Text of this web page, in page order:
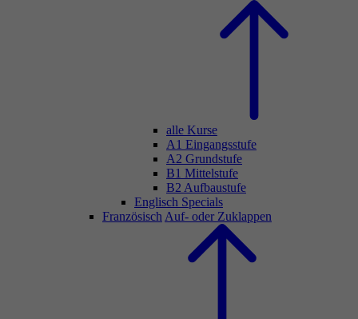
alle Kurse
A1 Eingangsstufe
A2 Grundstufe
B1 Mittelstufe
B2 Aufbaustufe
Englisch Specials
Französisch Auf- oder Zuklappen